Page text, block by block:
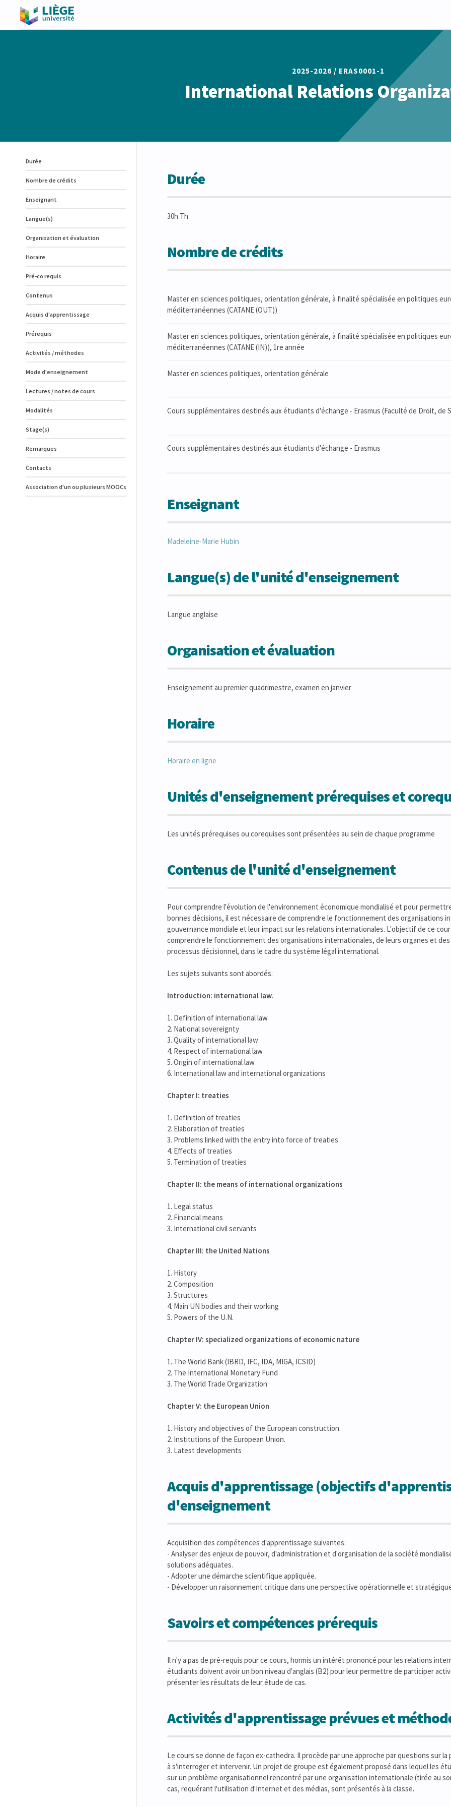
2025-2026 / ERAS0001-1
International Relations
Durée
Nombre de crédits
Enseignant
Langue(s)
Organisation et évaluation
Horaire
Pré-co requis
Contenus
Acquis d'apprentissage
Prérequis
Activités / méthodes
Mode d'enseignement
Lectures / notes de cours
Modalités
Stage(s)
Remarques
Contacts
Association d'un ou plusieurs MOOCs
Durée
30h Th
Nombre de crédits
Master en sciences politiques, orientation générale, à finalité spécialisée en politiques
méditerranéennes (CATANE (OUT))
Master en sciences politiques, orientation générale, à finalité spécialisée en politiques
méditerranéennes (CATANE (IN)), 1re année
Master en sciences politiques, orientation générale
Cours supplémentaires destinés aux étudiants d'échange - Erasmus (Faculté de Droit, de
Cours supplémentaires destinés aux étudiants d'échange - Erasmus
Enseignant
Madeleine-Marie Hubin
Langue(s) de l'unité d'enseignement
Langue anglaise
Organisation et évaluation
Enseignement au premier quadrimestre, examen en janvier
Horaire
Horaire en ligne
Unités d'enseignement prérequises et
Les unités prérequises ou corequises sont présentées au sein de chaque programme
Contenus de l'unité d'enseignement
Pour comprendre l'évolution de l'environnement économique mondialisé et pour
bonnes décisions, il est nécessaire de comprendre le fonctionnement des organisations
gouvernance mondiale et leur impact sur les relations internationales. L'objectif de ce
comprendre le fonctionnement des organisations internationales, de leurs organes et
processus décisionnel, dans le cadre du système légal international.
Les sujets suivants sont abordés:
Introduction: international law.
1. Definition of international law
2. National sovereignty
3. Quality of international law
4. Respect of international law
5. Origin of international law
6. International law and international organizations
Chapter I: treaties
1. Definition of treaties
2. Elaboration of treaties
3. Problems linked with the entry into force of treaties
4. Effects of treaties
5. Termination of treaties
Chapter II: the means of international organizations
1. Legal status
2. Financial means
3. International civil servants
Chapter III: the United Nations
1. History
2. Composition
3. Structures
4. Main UN bodies and their working
5. Powers of the U.N.
Chapter IV: specialized organizations of economic nature
1. The World Bank (IBRD, IFC, IDA, MIGA, ICSID)
2. The International Monetary Fund
3. The World Trade Organization
Chapter V: the European Union
1. History and objectives of the European construction.
2. Institutions of the European Union.
3. Latest developments
Acquis d'apprentissage (objectifs
d'enseignement
Acquisition des compétences d'apprentissage suivantes:
- Analyser des enjeux de pouvoir, d'administration et d'organisation de la société
solutions adéquates.
- Adopter une démarche scientifique appliquée.
- Développer un raisonnement critique dans une perspective opérationnelle et
Savoirs et compétences prérequis
Il n'y a pas de pré-requis pour ce cours, hormis un intérêt prononcé pour les relations
étudiants doivent avoir un bon niveau d'anglais (B2) pour leur permettre de participer
présenter les résultats de leur étude de cas.
Activités d'apprentissage prévues et
Le cours se donne de façon ex-cathedra. Il procède par une approche par questions sur
à s'interroger et intervenir. Un projet de groupe est également proposé dans lequel les
sur un problème organisationnel rencontré par une organisation internationale (tirée au
cas, requérant l'utilisation d'Internet et des médias, sont présentés à la classe.